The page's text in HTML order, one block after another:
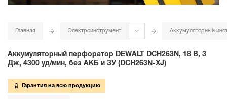
Главная Электроинструмент Аккумуляторный
Аккумуляторный перфоратор DEWALT DCH263N, 18 В, 3
Дж, 4300 уд/мин, без АКБ и ЗУ (DCH263N-XJ)
Гарантия на всю продукцию